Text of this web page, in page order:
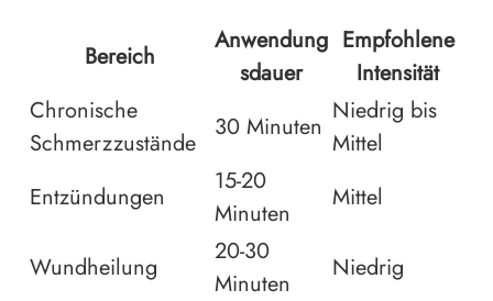
Bereich
Anwendung
sdauer
Empfohlene
Intensität
Chronische
Schmerzzustände
30 Minuten
Niedrig bis
Mittel
Entzündungen
15-20
Minuten
Mittel
Wundheilung
20-30
Minuten
Niedrig